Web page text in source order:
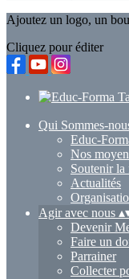
Ajoutez un logo, un
Cliquez pour éditer
Qui Sommes-
Educ-
Nos
Soutenir
Actualités
Agir avec nous ▴
Devenir
Faire un
Parrainer
Collecter